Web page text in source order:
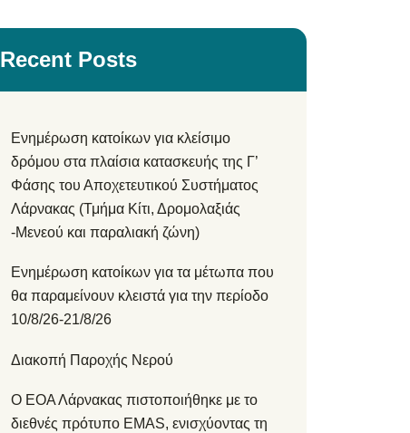
Recent Posts
Ενημέρωση κατοίκων για κλείσιμο
δρόμου στα πλαίσια κατασκευής της Γ’
Φάσης του Αποχετευτικού Συστήματος
Λάρνακας (Τμήμα Κίτι, Δρομολαξιάς
-Μενεού και παραλιακή ζώνη)
Ενημέρωση κατοίκων για τα μέτωπα που
θα παραμείνουν κλειστά για την περίοδο
10/8/26-21/8/26
Διακοπή Παροχής Νερού
Ο ΕΟΑ Λάρνακας πιστοποιήθηκε με το
διεθνές πρότυπο EMAS, ενισχύοντας τη